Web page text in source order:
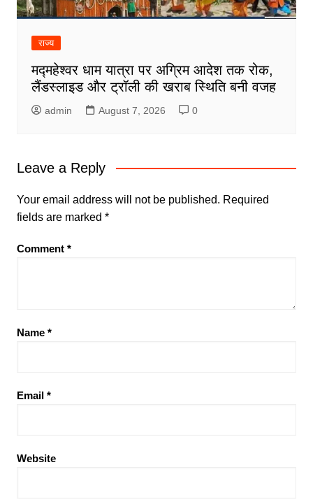
राज्य
मद्महेश्वर धाम यात्रा पर अग्रिम आदेश तक रोक,
लैंडस्लाइड और ट्रॉली की खराब स्थिति बनी वजह
admin August 7, 2026 0
Leave a Reply
Your email address will not be published. Required
fields are marked *
Comment *
Name *
Email *
Website